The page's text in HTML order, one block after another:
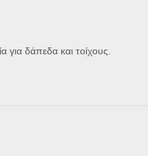
δάπεδα και τοίχους.